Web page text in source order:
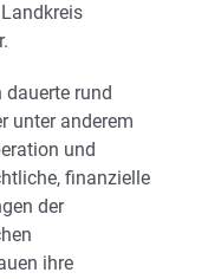
rund
unter anderem
und
finanzielle
der
ihre